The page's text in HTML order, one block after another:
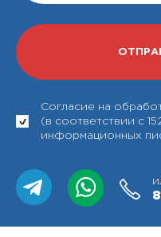
Согласие на
(в соответствии с
информационных